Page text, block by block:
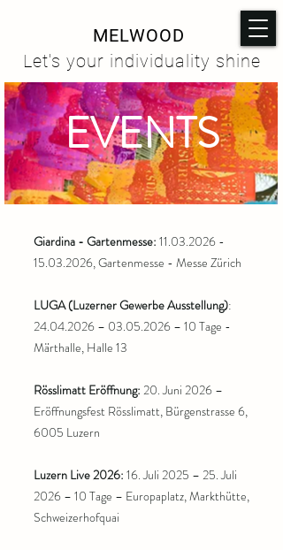
MELWOOD
Let's your individuality shine
EVENTS
Giardina - Gartenmesse: 11.03.2026 -
15.03.2026, Gartenmesse - Messe Zürich
LUGA (Luzerner Gewerbe Ausstellung):
24.04.2026 – 03.05.2026 – 10 Tage -
Märthalle, Halle 13
Rösslimatt Eröffnung: 20. Juni 2026 –
Eröffnungsfest Rösslimatt, Bürgenstrasse 6,
6005 Luzern
Luzern Live 2026: 16. Juli 2025 – 25. Juli
2026 – 10 Tage – Europaplatz, Markthütte,
Schweizerhofquai